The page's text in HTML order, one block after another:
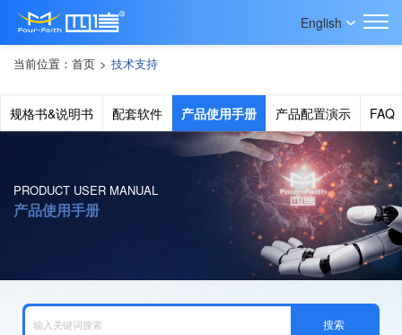
English
当前位置： 首页 > 技术支持
规格书&说明书 配套软件 产品使用手册 产品配置演示 FAQ
PRODUCT USER MANUAL
产品使用手册